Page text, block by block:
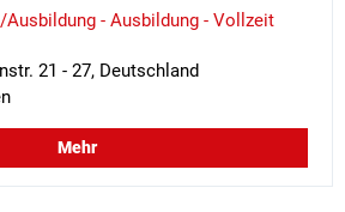
- Ausbildung - Vollzeit
21 - 27, Deutschland
Mehr